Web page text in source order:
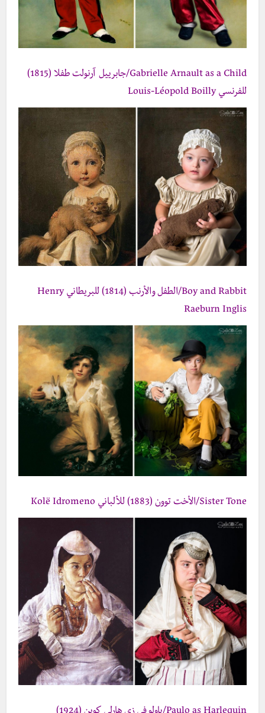
Gabrielle Arnault as a Child/جابرييل آرنولت طفلا (1815)
للفرنسي Louis-Léopold Boilly
Boy and Rabbit/الطفل والأرنب (1814) للبريطاني Henry
Raeburn Inglis
Sister Tone/الأخت توون (1883) للألباني Kolë Idromeno